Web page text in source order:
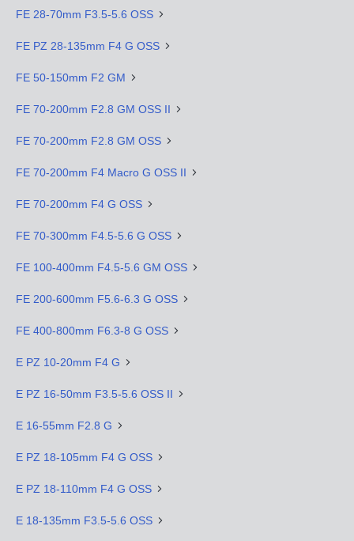
FE 28-70mm F3.5-5.6 OSS
FE PZ 28-135mm F4 G OSS
FE 50-150mm F2 GM
FE 70-200mm F2.8 GM OSS II
FE 70-200mm F2.8 GM OSS
FE 70-200mm F4 Macro G OSS II
FE 70-200mm F4 G OSS
FE 70-300mm F4.5-5.6 G OSS
FE 100-400mm F4.5-5.6 GM OSS
FE 200-600mm F5.6-6.3 G OSS
FE 400-800mm F6.3-8 G OSS
E PZ 10-20mm F4 G
E PZ 16-50mm F3.5-5.6 OSS II
E 16-55mm F2.8 G
E PZ 18-105mm F4 G OSS
E PZ 18-110mm F4 G OSS
E 18-135mm F3.5-5.6 OSS